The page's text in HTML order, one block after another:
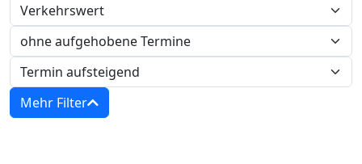
Verkehrswert
Mehr Filter